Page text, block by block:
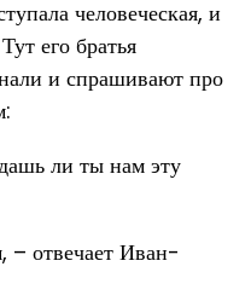
человеческая, и
его братья
и спрашивают про
ли ты нам эту
– отвечает Иван-